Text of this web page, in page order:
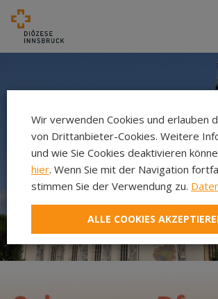
Wir verwenden Cookies und erlauben
von Drittanbieter-Cookies. Weitere
und wie Sie Cookies deaktivieren
hier. Wenn Sie mit der Navigation
stimmen Sie der Verwendung zu.
ALLE COOKIES